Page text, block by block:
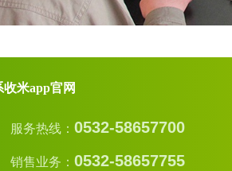
收米app官网
服务热线： 0532-58657700
销售业务： 0532-58657755